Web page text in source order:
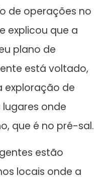
de operações no
explicou que a
plano de
está voltado,
exploração de
onde
que é no pré-sal.
estão
locais onde a